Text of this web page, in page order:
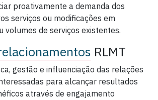
proativamente a demanda dos
serviços ou modificações em
volumes de serviços existentes.
RLMT
gestão e influenciação das relações
para alcançar resultados
através de engajamento